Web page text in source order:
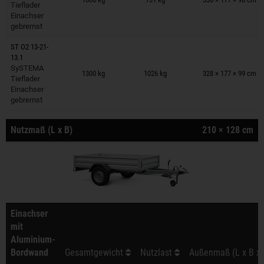
Tieflader
Einachser
gebremst
ST O2 13-21-
13.1
SySTEMA
Tieflader
Einachser
gebremst
1300 kg 1026 kg 328 × 177 × 99 cm
Anhänger auf Merkzettel
Nutzmaß (L x B) 210 × 128 cm
Einachser
mit
Aluminium-
Bordwand
Gesamtgewicht Nutzlast Außenmaß (L x B x